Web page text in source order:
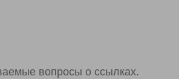
вопросы о ссылках.